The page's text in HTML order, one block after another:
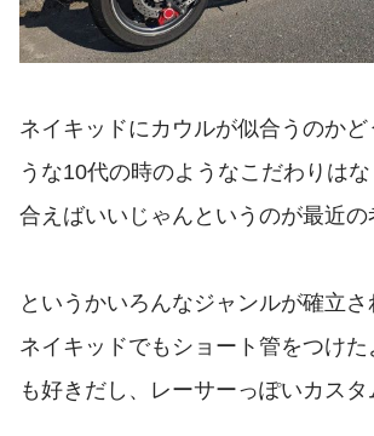
ネイキッドにカウルが似合うのかど
うな10代の時のようなこだわりは
合えばいいじゃんというのが最近の
というかいろんなジャンルが確立
ネイキッドでもショート管をつけ
も好きだし、レーサーっぽいカスタ